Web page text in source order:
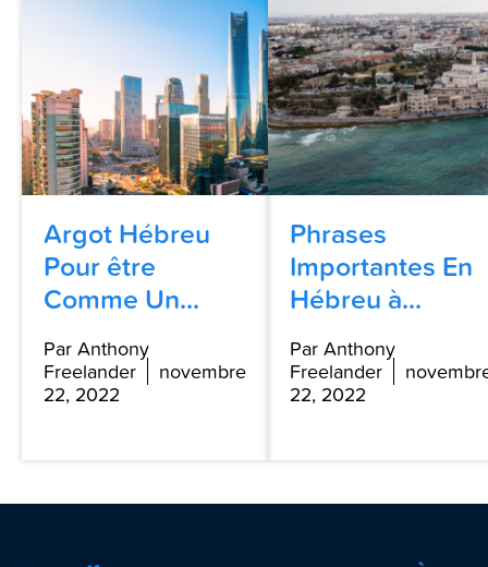
Argot Hébreu
Pour être
Comme Un...
Par Anthony
Freelander
novembre
22, 2022
Phrases
Importantes En
Hébreu à...
Par Anthony
Freelander
22, 2022